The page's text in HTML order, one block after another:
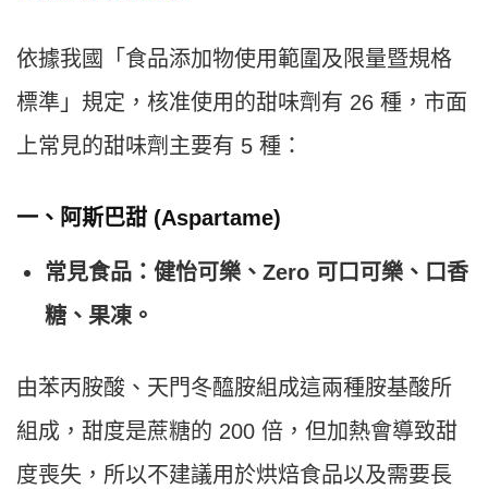
依據我國「食品添加物使用範圍及限量暨規格
標準」規定，核准使用的甜味劑有 26 種，市面
上常見的甜味劑主要有 5 種：
一、 阿斯巴甜 (Aspartame)
常見食品：健怡可樂、Zero 可口可樂、口香
糖、果凍。
由苯丙胺酸、天門冬醯胺組成這兩種胺基酸所
組成，甜度是蔗糖的 200 倍，但加熱會導致甜
度喪失，所以不建議用於烘焙食品以及需要長